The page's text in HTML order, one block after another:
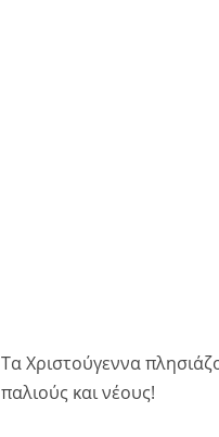
Τα Χριστούγεννα
παλιούς και νέους!